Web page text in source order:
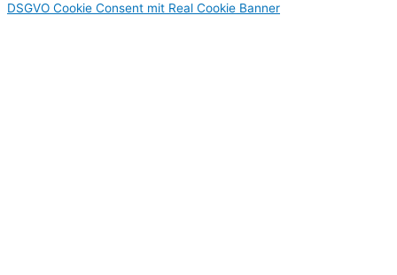
DSGVO Cookie Consent mit Real Cookie Banner